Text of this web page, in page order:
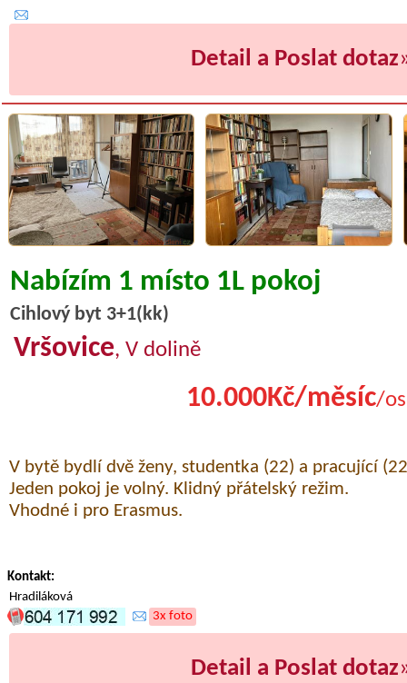
Detail a Poslat dotaz
Nabízím 1 místo 1L pokoj
Cihlový byt 3+1(kk)
Vršovice, V dolině
10.000Kč/měsíc/
V bytě bydlí dvě ženy, studentka (22) a pracující
Jeden pokoj je volný. Klidný přátelský režim.
Vhodné i pro Erasmus.
Kontakt:
Hradiláková
3x foto
Detail a Poslat dotaz